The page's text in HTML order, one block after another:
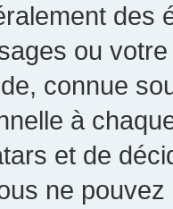
des
ou
connue
à
et de
ne pouvez